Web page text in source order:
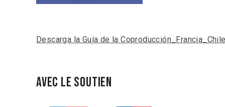
Descarga la Guía de la
Avec le soutien